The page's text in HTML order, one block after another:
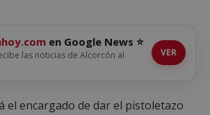
en Google News ⭐
las noticias de Alcorcón al
VER
el encargado de dar el pistoletazo